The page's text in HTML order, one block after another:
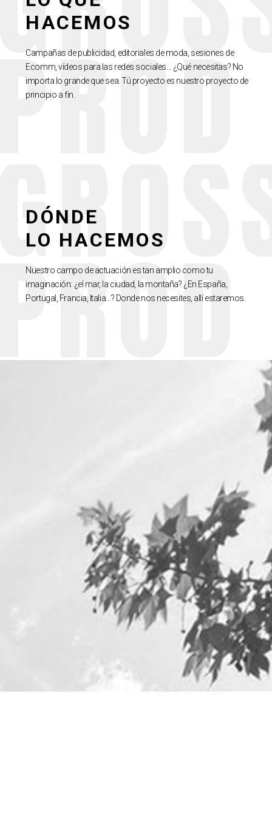
HACEMOS
Campañas de publicidad, editoriales de moda, sesiones de
Ecomm, vídeos para las redes sociales… ¿Qué necesitas? No
importa lo grande que sea. Tú proyecto es nuestro proyecto de
principio a fin.
DÓNDE
LO HACEMOS
Nuestro campo de actuación es tan amplio como tu
imaginación: ¿el mar, la ciudad, la montaña? ¿En España,
Portugal, Francia, Italia…? Donde nos necesites, allí estaremos.